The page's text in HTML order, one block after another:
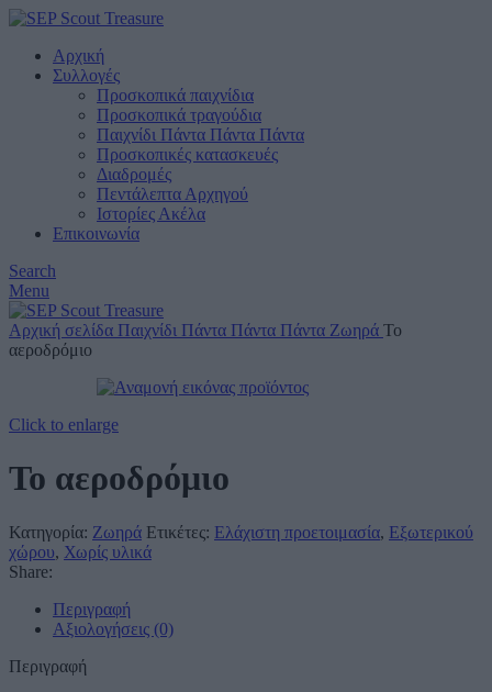
Αρχική
Συλλογές
Προσκοπικά παιχνίδια
Προσκοπικά τραγούδια
Παιχνίδι Πάντα Πάντα Πάντα
Προσκοπικές κατασκευές
Διαδρομές
Πεντάλεπτα Αρχηγού
Ιστορίες Ακέλα
Επικοινωνία
Search
Menu
Αρχική σελίδα Παιχνίδι Πάντα Πάντα Πάντα Ζωηρά Το
αεροδρόμιο
Click to enlarge
Το αεροδρόμιο
Κατηγορία: Ζωηρά Ετικέτες: Ελάχιστη προετοιμασία, Εξωτερικού
χώρου, Χωρίς υλικά
Share:
Περιγραφή
Αξιολογήσεις (0)
Περιγραφή